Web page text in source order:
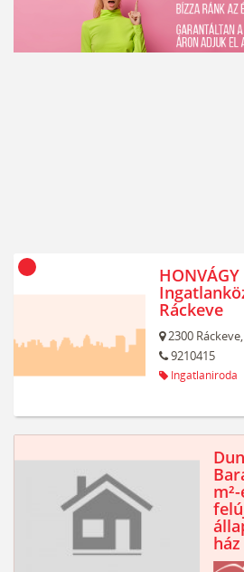
HONVÁGY
Ráckeve
2300 Ráckeve,
9210415
Ingatlaniroda
ház